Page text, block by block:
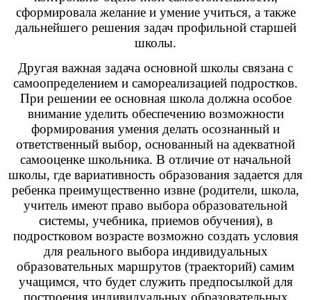
сформировала желание и умение учиться, а также
дальнейшего решения задач профильной старшей
школы.
Другая важная задача основной школы связана с
самоопределением и самореализацией подростков.
При решении ее основная школа должна особое
внимание уделить обеспечению возможности
формирования умения делать осознанный и
ответственный выбор, основанный на адекватной
самооценке школьника. В отличие от начальной
школы, где вариативность образования задается для
ребенка преимущественно извне (родители, школа,
учитель имеют право выбора образовательной
системы, учебника, приемов обучения), в
подростковом возрасте возможно создать условия
для реального выбора индивидуальных
образовательных маршрутов (траекторий) самим
учащимся, что будет служить предпосылкой для
построения индивидуальных образовательных